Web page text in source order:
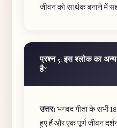
जीवन को सार्थक बनाने में
प्रश्न 5: इस श्लोक का
है?
उत्तर: भगवद गीता के सभी
हुए हैं और एक पूर्ण जीवन